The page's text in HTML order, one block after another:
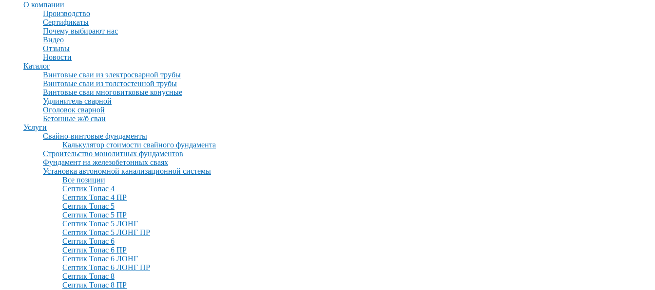
О компании
Производство
Сертификаты
Почему выбирают нас
Видео
Отзывы
Новости
Каталог
Винтовые сваи из электросварной трубы
Винтовые сваи из толстостенной трубы
Винтовые сваи многовитковые конусные
Удлинитель сварной
Оголовок сварной
Бетонные ж/б сваи
Услуги
Свайно-винтовые фундаменты
Калькулятор стоимости свайного фундамента
Строительство монолитных фундаментов
Фундамент на железобетонных сваях
Установка автономной канализационной системы
Все позиции
Септик Топас 4
Септик Топас 4 ПР
Септик Топас 5
Септик Топас 5 ПР
Септик Топас 5 ЛОНГ
Септик Топас 5 ЛОНГ ПР
Септик Топас 6
Септик Топас 6 ПР
Септик Топас 6 ЛОНГ
Септик Топас 6 ЛОНГ ПР
Септик Топас 8
Септик Топас 8 ПР